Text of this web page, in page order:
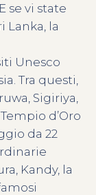
se vi state
Lanka, la
Unesco
Tra questi,
Sigiriya,
d’Oro
da 22
Kandy, la